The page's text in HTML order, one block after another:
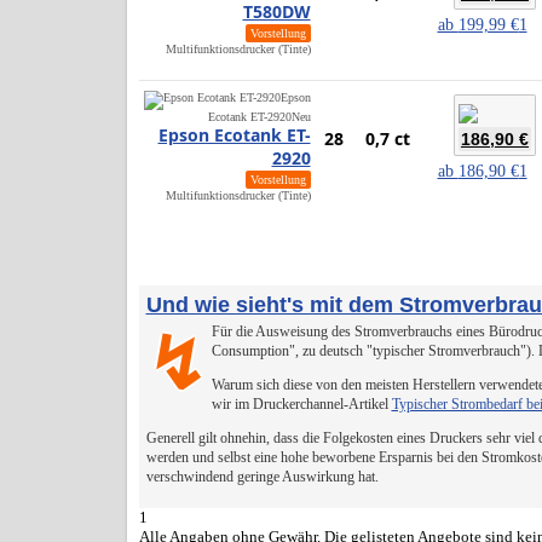
T580DW
Vorstellung
Multifunktionsdrucker (Tinte)
ab 199,99 €1
Epson
Ecotank ET-2920Neu
Epson Ecotank ET-
2920
Vorstellung
Multifunktionsdrucker (Tinte)
28 0,7 ct 186,90 €
ab 186,90 €1
Und wie sieht's mit dem
↯
Für die Ausweisung des Stromverbrauchs eines
Consumption", zu deutsch "typischer Stromverbrauch").
Warum sich diese von den meisten Herstellern
wir im Druckerchannel-Artikel Typischer Strombedarf
Generell gilt ohnehin, dass die Folgekosten eines Druckers sehr
werden und selbst eine hohe beworbene Ersparnis bei den
verschwindend geringe Auswirkung hat.
1
Alle Angaben ohne Gewähr. Die gelisteten Angebote sind